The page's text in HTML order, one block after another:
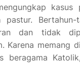
kasus
pastur.
dan tidak
Karena memang
beragama